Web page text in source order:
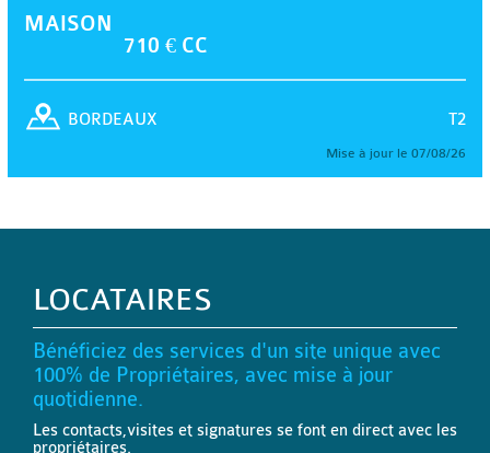
MAISON
710 € CC
T2
BORDEAUX
Mise à jour le 07/08/26
LOCATAIRES
Bénéficiez des services d'un site unique avec
100% de Propriétaires, avec mise à jour
quotidienne.
Les contacts,visites et signatures se font en direct avec les
propriétaires.